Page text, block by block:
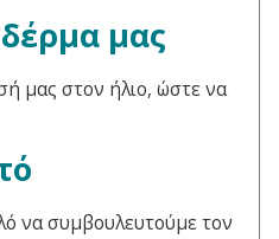
μας
μας στον ήλιο, ώστε να
να συμβουλευτούμε τον